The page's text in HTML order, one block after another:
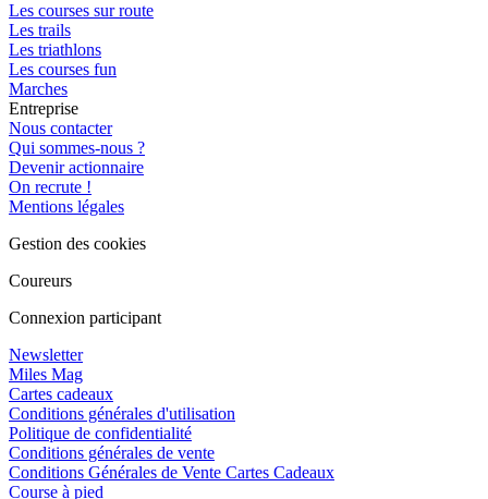
Les courses sur route
Les trails
Les triathlons
Les courses fun
Marches
Entreprise
Nous contacter
Qui sommes-nous ?
Devenir actionnaire
On recrute !
Mentions légales
Gestion des cookies
Coureurs
Connexion participant
Newsletter
Miles Mag
Cartes cadeaux
Conditions générales d'utilisation
Politique de confidentialité
Conditions générales de vente
Conditions Générales de Vente Cartes Cadeaux
Course à pied